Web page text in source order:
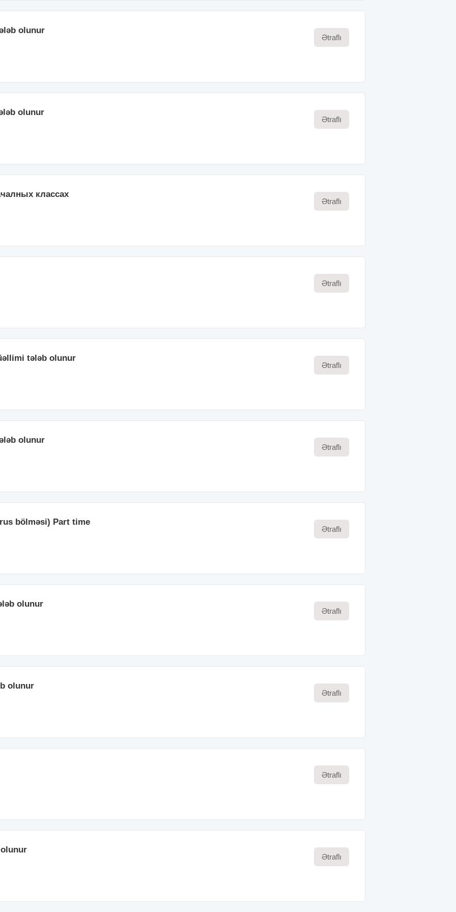
olunur
Ətraflı
olunur
Ətraflı
классах
Ətraflı
Ətraflı
tələb olunur
Ətraflı
olunur
Ətraflı
bölməsi) Part time
Ətraflı
olunur
Ətraflı
olunur
Ətraflı
Ətraflı
Ətraflı